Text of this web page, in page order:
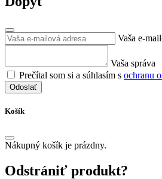
Vaša e-
Vaša správa
Prečítal som si a súhlasím s ochranu
Odoslať
Košík
Nákupný košík je prázdny.
Odstrániť produkt?